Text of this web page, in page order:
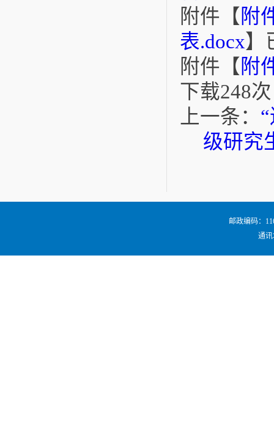
附件【 附
表.docx】
附件【 附
下载248次
上一条：
级研究
邮政编码：
通